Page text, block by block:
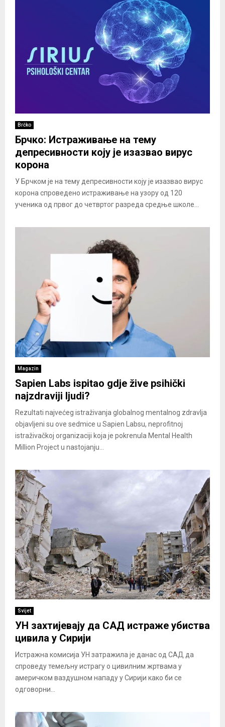
Brčko
Брчко: Истраживање на тему
депресивности коју је изазвао вирус
корона
У Брчком је на тему депресивности коју је изазвао вирус
корона спроведено истраживање на узору од 120
ученика од првог до четвртог разреда средње школе...
Magazin
Sapien Labs ispitao gdje žive psihički
najzdraviji ljudi?
Rezultati najvećeg istraživanja globalnog mentalnog zdravlja
objavljeni su ove sedmice u Sapien Labsu, neprofitnoj
istraživačkoj organizaciji koja je pokrenula Mental Health
Million Project u nastojanju...
Svijet
УН захтијевају да САД истраже убиства
цивила у Сирији
Истражна комисија УН затражила је данас од САД да
спроведу темељну истрагу о цивилним жртвама у
америчком ваздушном нападу у Сирији како би се
одговорни...